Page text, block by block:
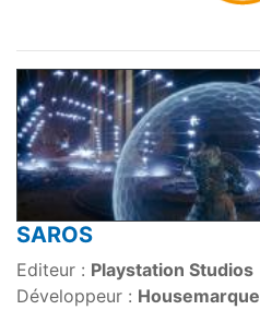
SAROS
Editeur : Playstation Studios
Développeur : Housemarque